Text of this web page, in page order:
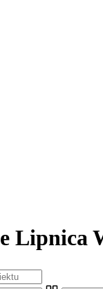
Lipnica